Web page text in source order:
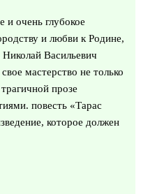
и очень глубокое
и любви к Родине,
Николай Васильевич
мастерство не только
прозе
повесть «Тарас
которое должен